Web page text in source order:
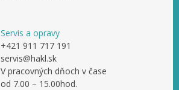
Servis a opravy
+421 911 717 191
servis@hakl.sk
V pracovných dňoch v čase
od 7.00 – 15.00hod.